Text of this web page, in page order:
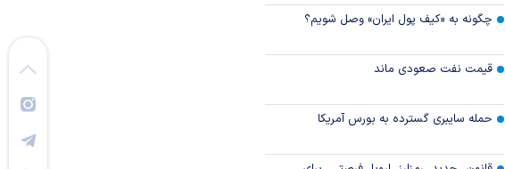
چگونه به «کیف پول ایران» وصل شویم؟
قیمت نفت صعودی ماند
حمله سایبری گسترده به بورس آمریکا